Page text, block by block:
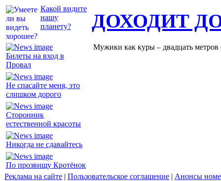
Какой видите
нашу
планету?
Билеты на вход в
Провал
Не спасайте меня, это
слишком дорого
Сторонник
естественной красоты
Никогда не сдавайтесь
По прозвищу Кротёнок
ДОХОДИТ
Мужики как куры – двадцать
Реклама на сайте | Пользовательское соглашение | Анонсы